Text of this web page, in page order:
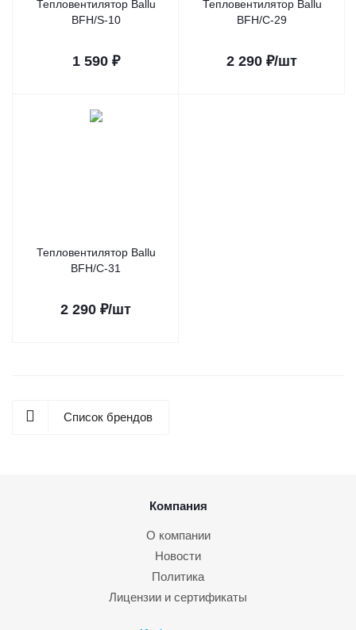
Тепловентилятор Ballu
BFH/S-10
1 590₽
Тепловентилятор Ballu
BFH/С-29
2 290 ₽/шт
Тепловентилятор Ballu
BFH/С-31
2 290 ₽/шт
Список брендов
Компания
О компании
Новости
Политика
Лицензии и сертификаты